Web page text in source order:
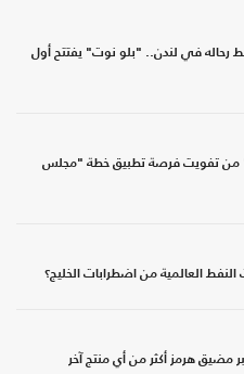
رحاله في لندن.. "بلو نوت" يفتتح أول
من تفويت فرصة تطبيق خطة "مجلس
العالمية من اضطرابات الخليج؟
مضيق هرمز أكثر من أي منتج آخر